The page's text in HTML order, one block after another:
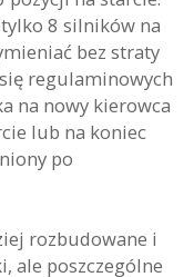
8 silników na
bez straty
regulaminowych
na nowy kierowca
lub na koniec
po
rozbudowane i
ale poszczególne